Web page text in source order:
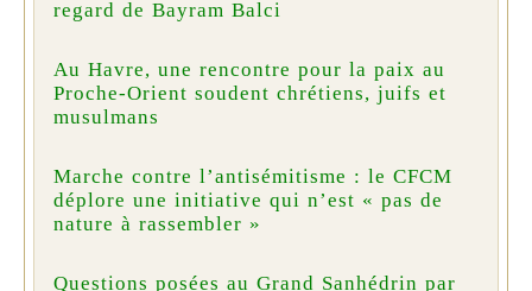
regard de Bayram Balci
Au Havre, une rencontre pour la paix au
Proche-Orient soudent chrétiens, juifs et
musulmans
Marche contre l’antisémitisme : le CFCM
déplore une initiative qui n’est « pas de
nature à rassembler »
Questions posées au Grand Sanhédrin par